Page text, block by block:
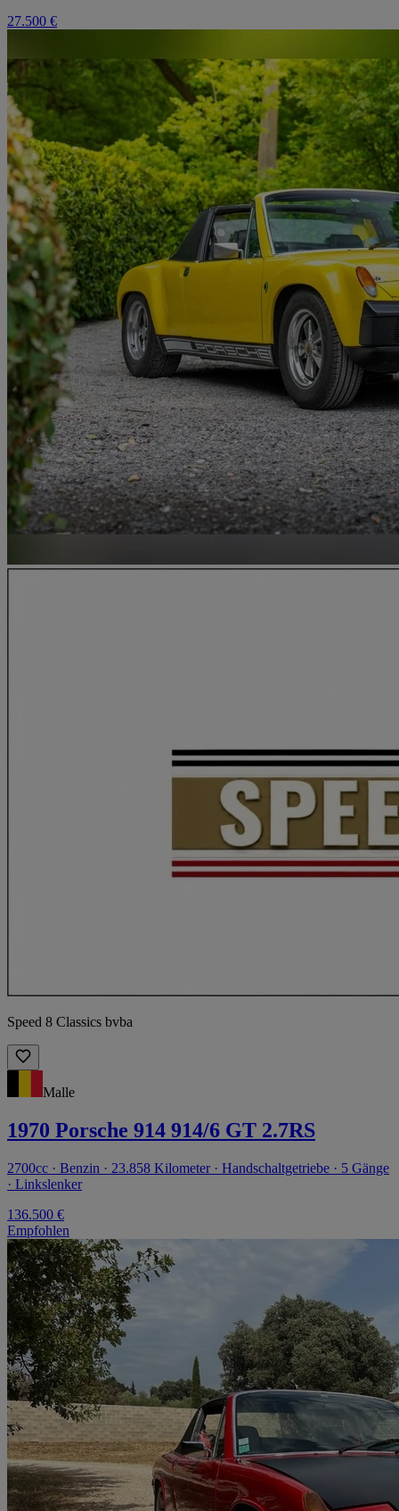
27.500 €
Speed 8 Classics bvba
Malle
1970 Porsche 914 914/6 GT 2.7RS
2700cc · Benzin · 23.858 Kilometer · Handschaltgetriebe · 5 Gänge
· Linkslenker
136.500 €
Empfohlen